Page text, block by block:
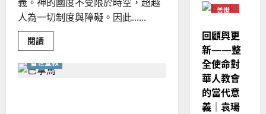
人為一切制度與障礙。因此......
閱讀Read
more
邁
向
普世宣教
淑
2025-
02-
20
普世
回顧與更
新——整
全使命對
華人教會
的當代意
義｜袁瑒